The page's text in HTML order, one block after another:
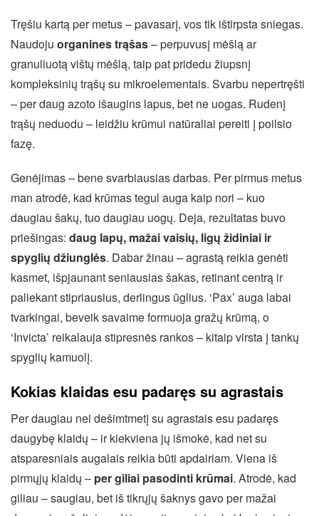
Tręšiu kartą per metus – pavasarį, vos tik ištirpsta sniegas.
Naudoju organines trąšas– perpuvusį mėšlą ar
granuliuotą vištų mėšlą, taip pat pridedu žiupsnį
kompleksinių trąšų su mikroelementais. Svarbu nepertręšti
– per daug azoto išaugins lapus, bet ne uogas. Rudenį
trąšų neduodu – leidžiu krūmui natūraliai pereiti į poilsio
fazę.
Genėjimas – bene svarbiausias darbas. Per pirmus metus
man atrodė, kad krūmas tegul auga kaip nori – kuo
daugiau šakų, tuo daugiau uogų. Deja, rezultatas buvo
priešingas: daug lapų, mažai vaisių, ligų židiniai ir
spyglių džiunglės. Dabar žinau – agrastą reikia genėti
kasmet, išpjaunant seniausias šakas, retinant centrą ir
paliekant stipriausius, derlingus ūglius. ‘Pax’ auga labai
tvarkingai, beveik savaime formuoja gražų krūmą, o
‘Invicta’ reikalauja stipresnės rankos – kitaip virsta į tankų
spyglių kamuolį.
Kokias klaidas esu padaręs su agrastais
Per daugiau nei dešimtmetį su agrastais esu padaręs
daugybę klaidų – ir kiekviena jų išmokė, kad net su
atsparesniais augalais reikia būti apdairiam. Viena iš
pirmųjų klaidų – per giliai pasodinti krūmai. Atrodė, kad
giliau – saugiau, bet iš tikrųjų šaknys gavo per mažai